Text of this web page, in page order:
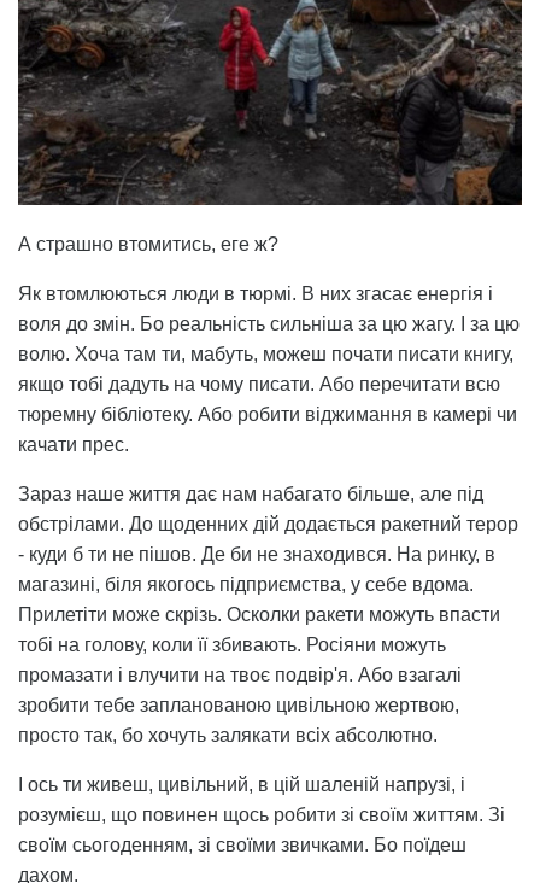
А страшно втомитись, еге ж?
Як втомлюються люди в тюрмі. В них згасає енергія і
воля до змін. Бо реальність сильніша за цю жагу. І за цю
волю. Хоча там ти, мабуть, можеш почати писати книгу,
якщо тобі дадуть на чому писати. Або перечитати всю
тюремну бібліотеку. Або робити віджимання в камері чи
качати прес.
Зараз наше життя дає нам набагато більше, але під
обстрілами. До щоденних дій додається ракетний терор
- куди б ти не пішов. Де би не знаходився. На ринку, в
магазині, біля якогось підприємства, у себе вдома.
Прилетіти може скрізь. Осколки ракети можуть впасти
тобі на голову, коли її збивають. Росіяни можуть
промазати і влучити на твоє подвір'я. Або взагалі
зробити тебе запланованою цивільною жертвою,
просто так, бо хочуть залякати всіх абсолютно.
І ось ти живеш, цивільний, в цій шаленій напрузі, і
розумієш, що повинен щось робити зі своїм життям. Зі
своїм сьогоденням, зі своїми звичками. Бо поїдеш
дахом.